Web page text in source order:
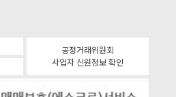
공정거래위원회
사업자 신원정보 확인